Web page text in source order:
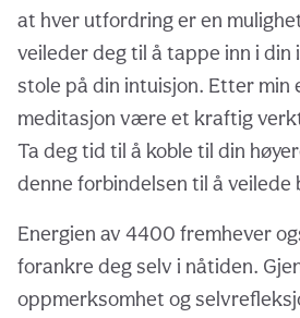
at hver utfordring er en
veileder deg til å tappe inn i din
stole på din intuisjon. Etter min
meditasjon være et kraftig
Ta deg tid til å koble til din
denne forbindelsen til å veilede
Energien av 4400 fremhever
forankre deg selv i nåtiden.
oppmerksomhet og